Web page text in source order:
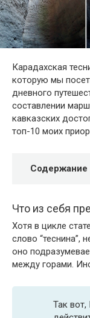
Карадахская
которую мы
дневного
составлении
кавказских
топ-10 моих
Содержание
Что из себя
Хотя в цикле
слово “теснина”,
оно
между горами.
Так вот,